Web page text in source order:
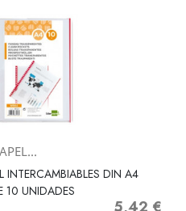
INTERCAMBIABLES DIN A4
10 UNIDADES
Precio